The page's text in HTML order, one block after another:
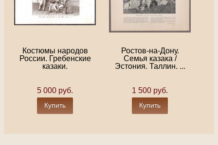
Костюмы народов
России. Гребенские
казаки.
5 000 руб.
Купить
Ростов-на-Дону.
Семья казака /
Эстония. Таллин. ...
1 500 руб.
Купить